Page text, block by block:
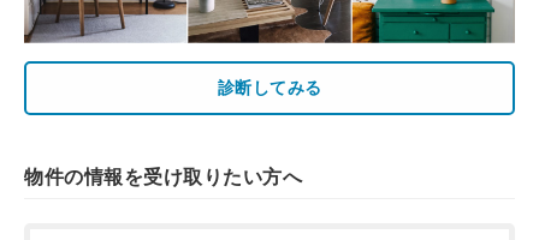
診断してみる
物件の情報を受け取りたい方へ